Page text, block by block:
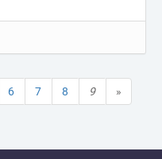
6 7 8 9 »